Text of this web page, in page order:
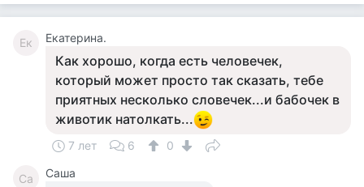
Ек Екатерина.
Как хорошо, когда есть человечек,
который может просто так сказать, тебе
приятных несколько словечек...и бабочек в
животик натолкать...
7 лет 6 0
Са Саша